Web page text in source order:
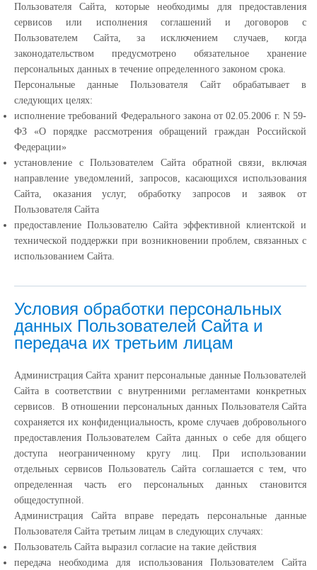
Пользователя Сайта, которые необходимы для предоставления
сервисов или исполнения соглашений и договоров с
Пользователем Сайта, за исключением случаев, когда
законодательством предусмотрено обязательное хранение
персональных данных в течение определенного законом срока.
Персональные данные Пользователя Сайт обрабатывает в
следующих целях:
исполнение требований Федерального закона от 02.05.2006 г. N 59-
ФЗ «О порядке рассмотрения обращений граждан Российской
Федерации»
установление с Пользователем Сайта обратной связи, включая
направление уведомлений, запросов, касающихся использования
Сайта, оказания услуг, обработку запросов и заявок от
Пользователя Сайта
предоставление Пользователю Сайта эффективной клиентской и
технической поддержки при возникновении проблем, связанных с
использованием Сайта.
Условия обработки персональных
данных Пользователей Сайта и
передача их третьим лицам
Администрация Сайта хранит персональные данные Пользователей
Сайта в соответствии с внутренними регламентами конкретных
сервисов. В отношении персональных данных Пользователя Сайта
сохраняется их конфиденциальность, кроме случаев добровольного
предоставления Пользователем Сайта данных о себе для общего
доступа неограниченному кругу лиц. При использовании
отдельных сервисов Пользователь Сайта соглашается с тем, что
определенная часть его персональных данных становится
общедоступной.
Администрация Сайта вправе передать персональные данные
Пользователя Сайта третьим лицам в следующих случаях:
Пользователь Сайта выразил согласие на такие действия
передача необходима для использования Пользователем Сайта